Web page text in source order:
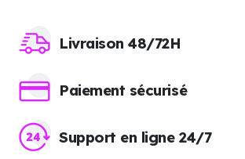
Livraison 48/72H
Paiement sécurisé
Support en ligne 24/7